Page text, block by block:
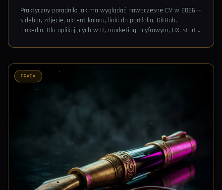
Praktyczny poradnik: jak ma wyglądać nowoczesne CV w 2026 —
sidebar, zdjęcie, akcent koloru, linki do portfolio, GitHub,
LinkedIn. Dla aplikujących w IT, marketingu cyfrowym, UX, start-
PRACA